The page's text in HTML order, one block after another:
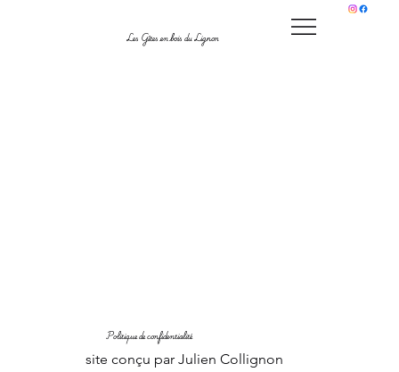
Les Gîtes en bois du Lignon
Politique de confidentialité
site conçu par Julien Collignon